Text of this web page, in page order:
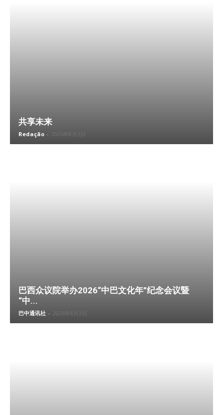
共享未来
Redação - 2026年8月3日
巴西众议院举办2026“中巴文化年”纪念会议暨
“中...
巴中通讯社 - 2026年8月3日